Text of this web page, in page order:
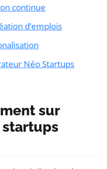
continue
d’emplois
Néo Startups
sur
startups